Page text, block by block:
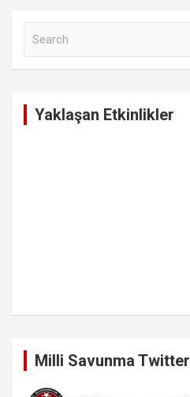
Yaklaşan Etkinlikler
Milli Savunma Twitter